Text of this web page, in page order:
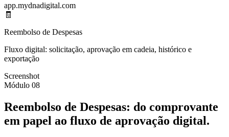
app.mydnadigital.com
🧾
Reembolso de Despesas
Fluxo digital: solicitação, aprovação em cadeia, histórico e
exportação
Screenshot
Módulo 08
Reembolso de Despesas: do comprovante
em papel ao fluxo de aprovação digital.